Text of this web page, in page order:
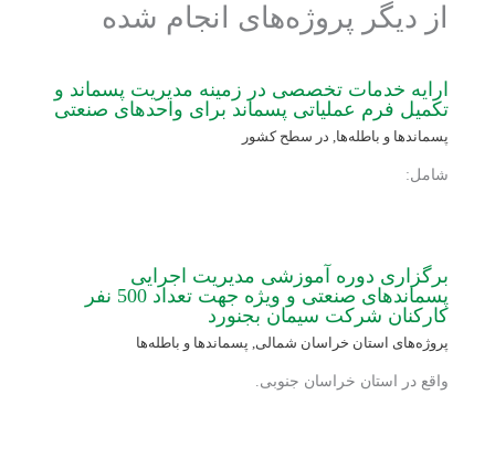
از دیگر پروژه‌های انجام شده
ارایه خدمات تخصصی در زمینه مدیریت پسماند و
تکمیل فرم عملیاتی پسماند برای واحدهای صنعتی
پسماندها و باطله‌ها, در سطح کشور
شامل:
برگزاری دوره آموزشی مدیریت اجرایی
پسماندهای صنعتی و ویژه جهت تعداد 500 نفر
کارکنان شرکت سیمان بجنورد
پروژه‌های استان خراسان شمالی, پسماندها و باطله‌ها
واقع در استان خراسان جنوبی.